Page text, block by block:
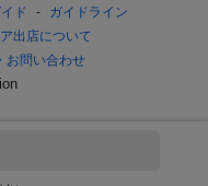
ド
ガイドライン
出店について
お問い合わせ